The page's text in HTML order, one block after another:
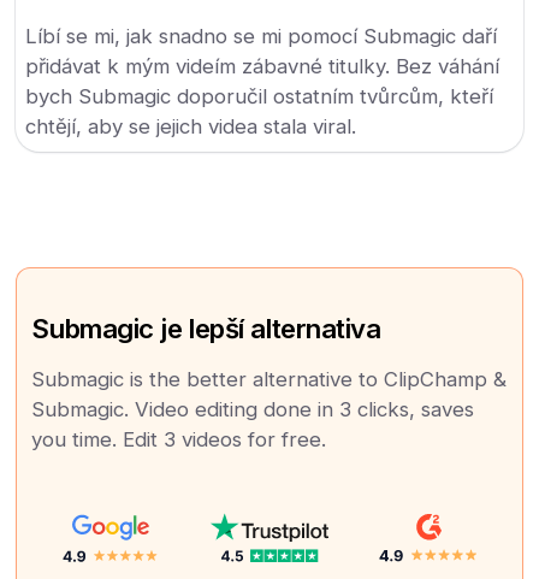
Líbí se mi, jak snadno se mi pomocí Submagic daří
přidávat k mým videím zábavné titulky. Bez váhání
bych Submagic doporučil ostatním tvůrcům, kteří
chtějí, aby se jejich videa stala viral.
Submagic je lepší alternativa
Submagic is the better alternative to ClipChamp &
Submagic. Video editing done in 3 clicks, saves
you time. Edit 3 videos for free.